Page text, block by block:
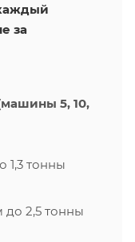
за
5, 10,
1,3 тонны
до 2,5 тонны